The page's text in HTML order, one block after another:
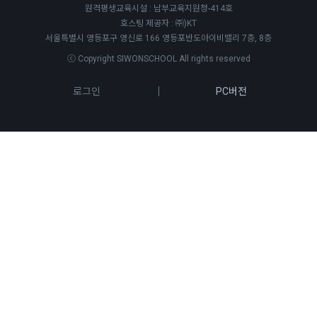
원격평생교육시설 : 남부교육지원청-414호
호스팅 제공자 : ㈜)KT
서울특별시 영등포구 영신로 166 영등포반도아이비밸리 7층, 8층
ⓒ Copyright SIWONSCHOOL All rights reserved
로그인 PC버전